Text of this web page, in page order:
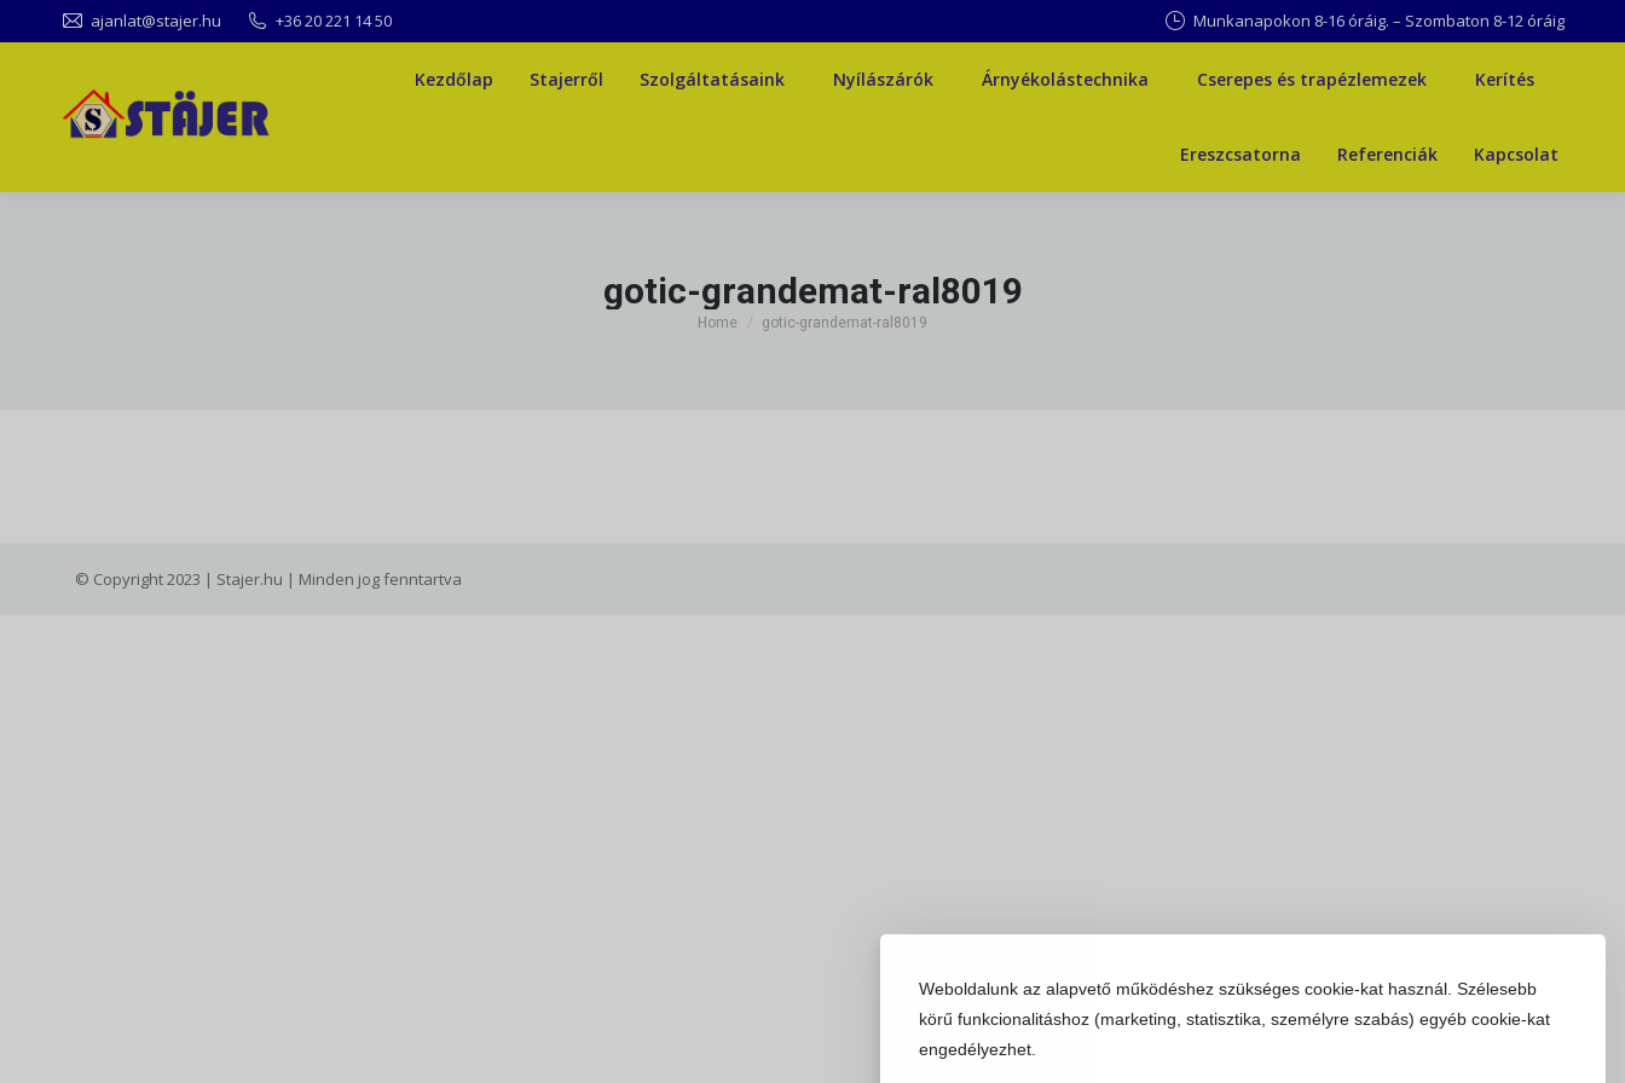
Weboldalunk az alapvető működéshez szükséges cookie-kat használ. Szélesebb
körű funkcionalitáshoz (marketing, statisztika, személyre szabás) egyéb cookie-kat
engedélyezhet.
ajanlat@stajer.hu +36 20 221 14 50 Munkanapokon 8-16 óráig. – Szombaton 8-12 óráig
Kezdőlap Stajerről Szolgáltatásaink Nyílászárók Árnyékolástechnika Cserepes és trapézlemezek Kerítés
Ereszcsatorna Referenciák Kapcsolat
gotic-grandemat-ral8019
You are here:
Home gotic-grandemat-ral8019
© Copyright 2023 | Stajer.hu | Minden jog fenntartva
Kezdőlap Stajerről Szolgáltatásaink Nyílászárók Árnyékolástechnika Cserepes és trapézlemezek Kerítés